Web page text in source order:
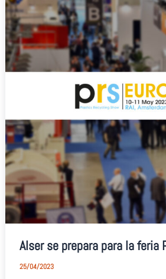
Alser se prepara para la feria
25/04/2023